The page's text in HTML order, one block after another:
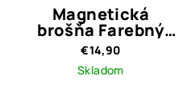
Magnetická
brošňa Farebný
motýľ
€14,90
Skladom